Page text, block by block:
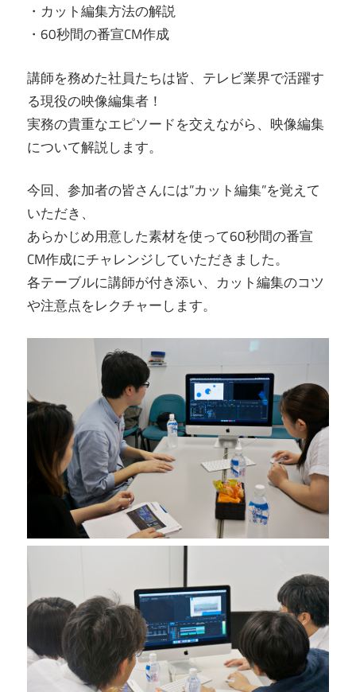
・カット編集方法の解説
・60秒間の番宣CM作成
講師を務めた社員たちは皆、テレビ業界で活躍す
る現役の映像編集者！
実務の貴重なエピソードを交えながら、映像編集
について解説します。
今回、参加者の皆さんには”カット編集”を覚えて
いただき、
あらかじめ用意した素材を使って60秒間の番宣
CM作成にチャレンジしていただきました。
各テーブルに講師が付き添い、カット編集のコツ
や注意点をレクチャーします。